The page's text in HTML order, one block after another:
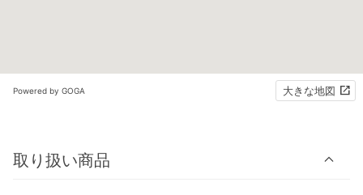
Powered by GOGA 大きな地図
取り扱い商品